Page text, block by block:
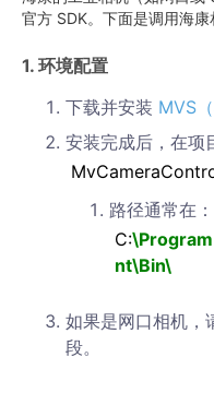
官方 SDK。下面是调用海康
1. 环境配置
下载并安装 MVS
安装完成后，在项
路径通常在：
C:\Program
nt\Bin\
如果是网口相机，
段。